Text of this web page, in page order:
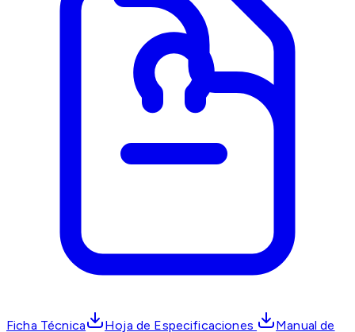
Ficha Técnica Hoja de Especificaciones
Manual de